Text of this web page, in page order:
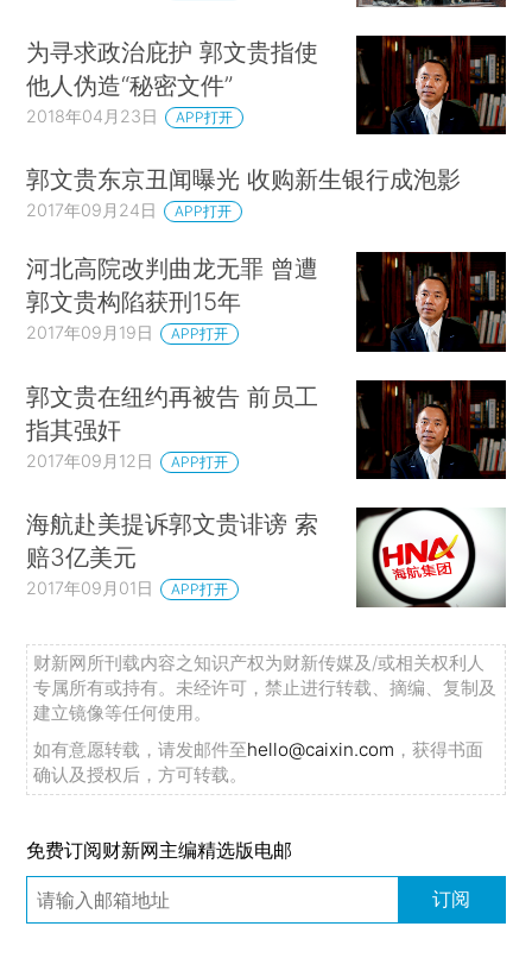
为寻求政治庇护 郭文贵指使
他人伪造“秘密文件”
2018年04月23日 APP打开
郭文贵东京丑闻曝光 收购新生银行成泡影
2017年09月24日 APP打开
河北高院改判曲龙无罪 曾遭
郭文贵构陷获刑15年
2017年09月19日 APP打开
郭文贵在纽约再被告 前员工
指其强奸
2017年09月12日 APP打开
海航赴美提诉郭文贵诽谤 索
赔3亿美元
2017年09月01日 APP打开
财新网所刊载内容之知识产权为财新传媒及/或相关权利人
专属所有或持有。未经许可，禁止进行转载、摘编、复制及
建立镜像等任何使用。
如有意愿转载，请发邮件至hello@caixin.com ，获得书面
确认及授权后，方可转载。
免费订阅财新网主编精选版电邮
订阅